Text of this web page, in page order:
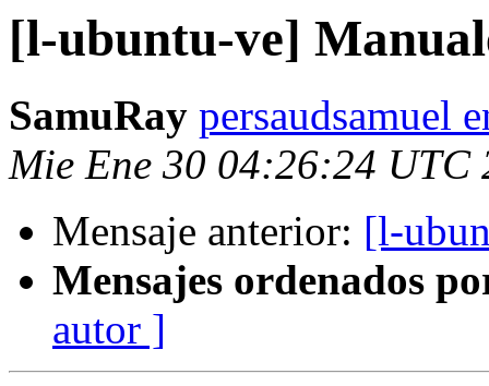
[l-ubuntu-ve]
SamuRay persaudsamuel
Mie Ene 30 04:26:24 UTC
Mensaje anterior: [l-
Mensajes ordenados
autor ]